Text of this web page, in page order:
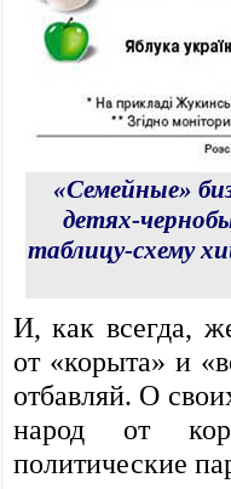
«Семейные»
детях-
таблицу-схему
И, как всегда,
от «корыта» и
отбавляй. О
народ от
политические